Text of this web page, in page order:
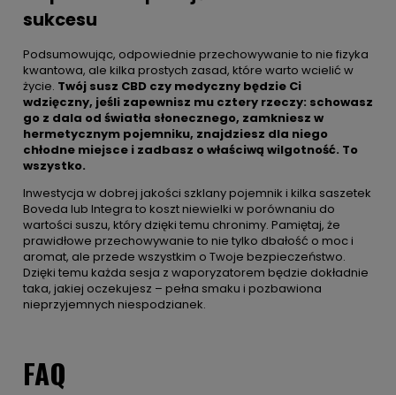
sukcesu
Podsumowując, odpowiednie przechowywanie to nie fizyka
kwantowa, ale kilka prostych zasad, które warto wcielić w
życie. Twój susz CBD czy medyczny będzie Ci
wdzięczny, jeśli zapewnisz mu cztery rzeczy: schowasz
go z dala od światła słonecznego, zamkniesz w
hermetycznym pojemniku, znajdziesz dla niego
chłodne miejsce i zadbasz o właściwą wilgotność. To
wszystko.
Inwestycja w dobrej jakości szklany pojemnik i kilka saszetek
Boveda lub Integra to koszt niewielki w porównaniu do
wartości suszu, który dzięki temu chronimy. Pamiętaj, że
prawidłowe przechowywanie to nie tylko dbałość o moc i
aromat, ale przede wszystkim o Twoje bezpieczeństwo.
Dzięki temu każda sesja z waporyzatorem będzie dokładnie
taka, jakiej oczekujesz – pełna smaku i pozbawiona
nieprzyjemnych niespodzianek.
FAQ